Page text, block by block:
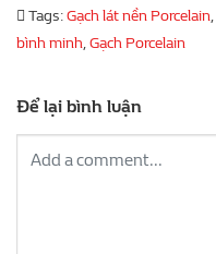
Tags:Gạch lát nền Porcelain,
bình minh,Gạch Porcelain
Để lại bình luận